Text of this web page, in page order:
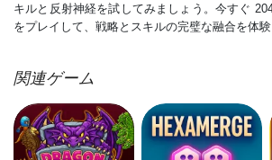
キルと反射神経を試してみましょう。今すぐ
をプレイして、戦略とスキルの完璧な融合を体験
関連ゲーム